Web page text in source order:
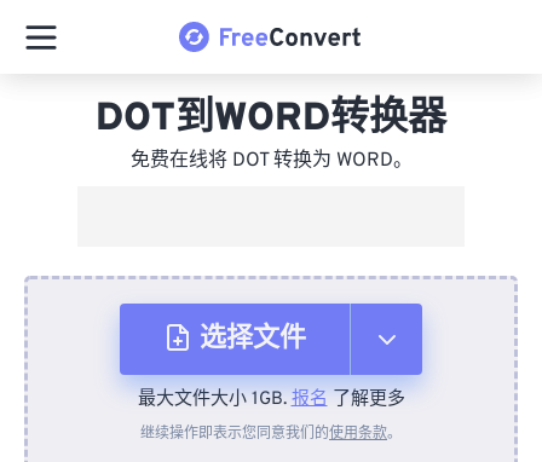
DOT到WORD转换器
免费在线将 DOT 转换为 WORD。
选择文件
从设备
最大文件大小 1GB.报名了解更多
继续操作即表示您同意我们的使用条款。